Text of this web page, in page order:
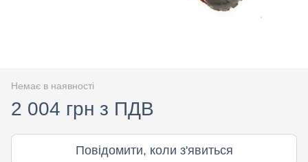
Немає в наявності
2 004 грн з ПДВ
Повідомити, коли з'явиться